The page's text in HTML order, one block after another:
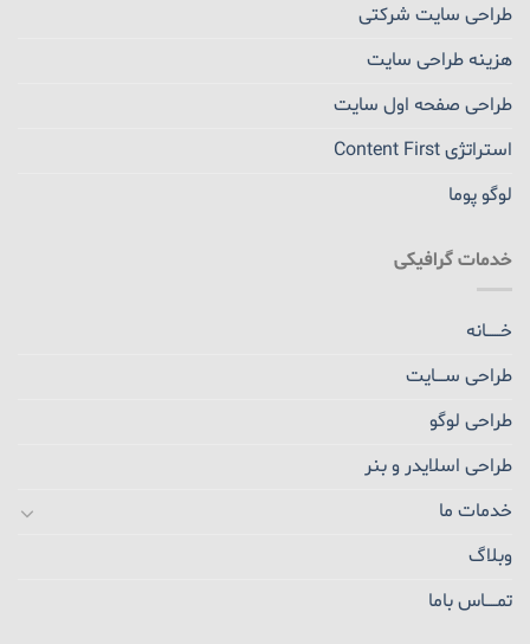
طراحی سایت شرکتی
هزینه طراحی سایت
طراحی صفحه اول سایت
استراتژی Content First
لوگو پوما
خدمات گرافیکی
خــــــانه
طراحی ســــایت
طراحی لوگو
طراحی اسلایدر و بنر
خدمات ما
وبلاگ
تمـــــاس باما